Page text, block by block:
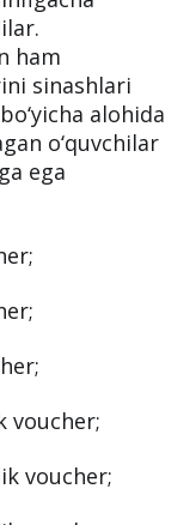
ham
sinashlari
alohida
o‘quvchilar
ega
voucher;
voucher;